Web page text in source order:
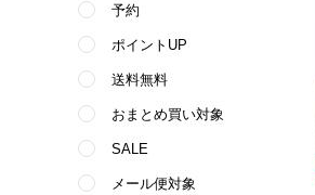
予約
ポイントUP
送料無料
おまとめ買い対象
SALE
メール便対象